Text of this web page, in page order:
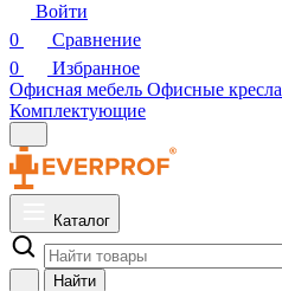
Войти
0
Сравнение
0
Избранное
Офисная мебель Офисные кресла
Комплектующие
Каталог
Найти